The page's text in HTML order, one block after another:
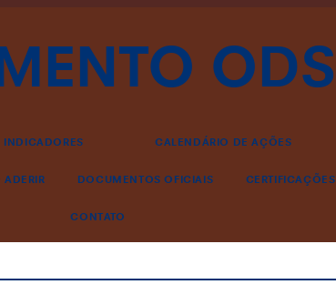
ODS
INDICADORES CALENDÁRIO DE AÇÕES
DOCUMENTOS OFICIAIS CERTIFICAÇÕES
CONTATO